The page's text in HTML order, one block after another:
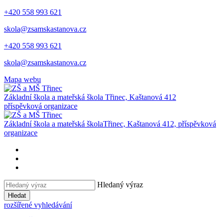
+420 558 993 621
skola@zsamskastanova.cz
+420 558 993 621
skola@zsamskastanova.cz
Mapa webu
Základní škola a mateřská škola Třinec, Kaštanová 412
příspěvková organizace
Základní škola a mateřská školaTřinec, Kaštanová 412, příspěvková
organizace
Hledaný výraz
Hledat
rozšířené vyhledávání